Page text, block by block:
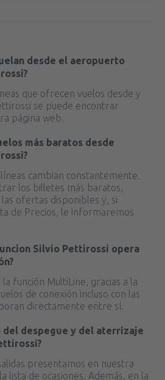
desde el aeropuerto
que ofrecen vuelos desde y
se puede encontrar
página web.
más baratos desde
cambian constantemente.
los billetes más baratos,
ofertas disponibles y, si
de Precios, le informaremos
Silvio Pettirossi opera
función MultiLine, gracias a la
de conexión incluso con las
directamente entre sí.
del despegue y del aterrizaje
presentamos en nuestra
lista de ocasiones. Además, en la